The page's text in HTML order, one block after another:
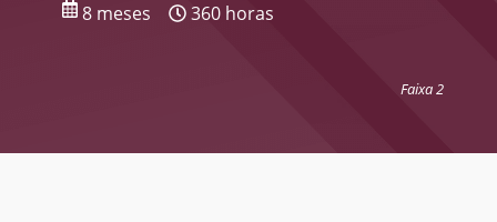
8 meses 360 horas
Faixa 2